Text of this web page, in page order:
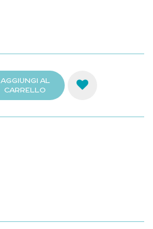
AGGIUNGI AL
CARRELLO